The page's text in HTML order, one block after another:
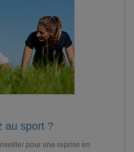
au sport ?
pour une reprise en